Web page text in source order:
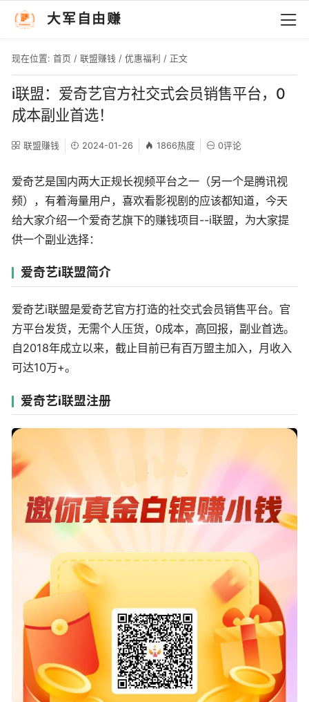
大军自由赚
现在位置: 首页 / 联盟赚钱 / 优惠福利 / 正文
i联盟：爱奇艺官方社交式会员销售平台，0
成本副业首选！
联盟赚钱 2024-01-26 1866热度 0评论
爱奇艺是国内两大正规长视频平台之一（另一个是腾讯视
频），有着海量用户，喜欢看影视剧的应该都知道，今天
给大家介绍一个爱奇艺旗下的赚钱项目--i联盟，为大家提
供一个副业选择：
爱奇艺i联盟简介
爱奇艺i联盟是爱奇艺官方打造的社交式会员销售平台。官
方平台发货，无需个人压货，0成本，高回报，副业首选。
自2018年成立以来，截止目前已有百万盟主加入，月收入
可达10万+。
爱奇艺i联盟注册